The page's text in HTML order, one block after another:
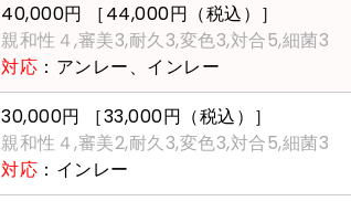
40,000円 ［44,000円（税込）］
親和性４,審美3,耐久3,変色3,対合5,細菌3
対応 ：アンレー、インレー
30,000円 ［33,000円（税込）］
親和性４,審美2,耐久3,変色3,対合5,細菌3
対応 ：インレー